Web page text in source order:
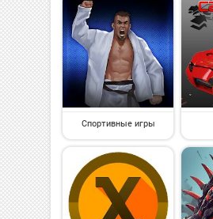
Спортивные игры